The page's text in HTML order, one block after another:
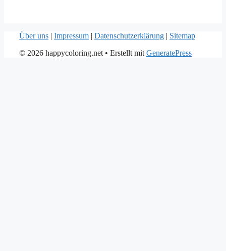
Über uns | Impressum | Datenschutzerklärung | Sitemap
© 2026 happycoloring.net • Erstellt mit GeneratePress